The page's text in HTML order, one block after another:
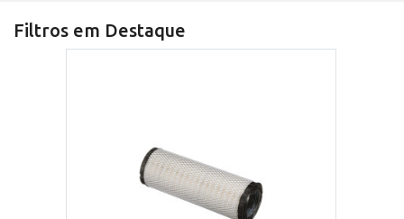
Filtros em Destaque